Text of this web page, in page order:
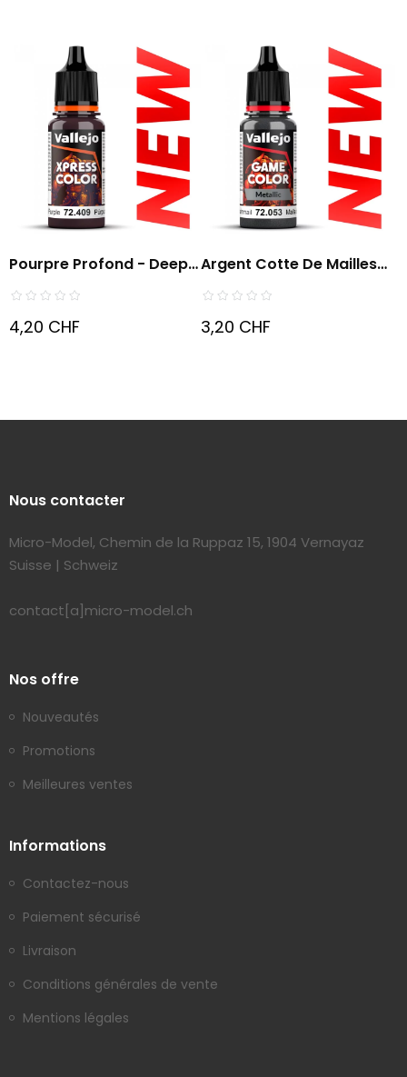
Pourpre Profond - Deep
Purple
4,20 CHF
Argent Cotte De Mailles
-...
3,20 CHF
Nous contacter
Micro-Model, Chemin de la Ruppaz 15, 1904 Vernayaz
Suisse | Schweiz
contact[a]micro-model.ch
Nos offre
Nouveautés
Promotions
Meilleures ventes
Informations
Contactez-nous
Paiement sécurisé
Livraison
Conditions générales de vente
Mentions légales